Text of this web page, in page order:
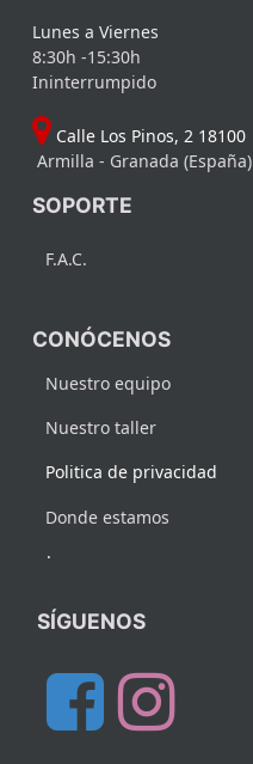
Lunes a Viernes
8:30h -15:30h
Ininterrumpido
Calle Los Pinos, 2 18100
Armilla - Granada (España)
SOPORTE
F.A.C.
CONÓCENOS
Nuestro equipo
Nuestro taller
Politica de privacidad
Donde estamos
.
SÍGUENOS